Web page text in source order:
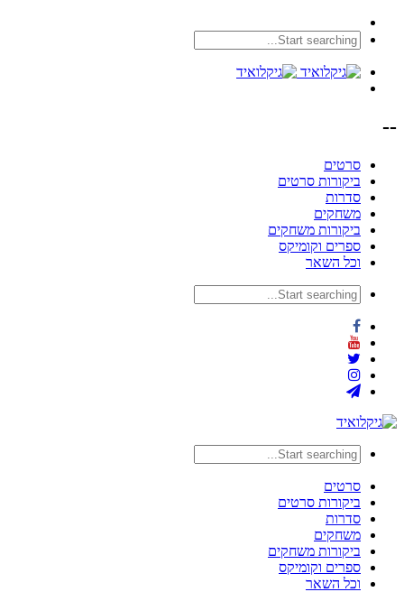
--
סרטים
ביקורות סרטים
סדרות
משחקים
ביקורות משחקים
ספרים וקומיקס
וכל השאר
סרטים
ביקורות סרטים
סדרות
משחקים
ביקורות משחקים
ספרים וקומיקס
וכל השאר